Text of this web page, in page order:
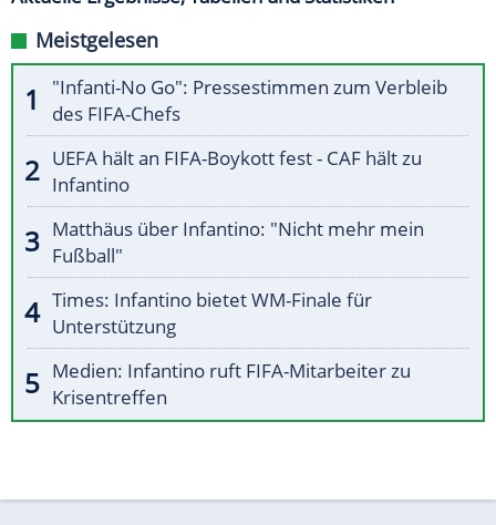
Meistgelesen
"Infanti-No Go": Pressestimmen zum Verbleib
des FIFA-Chefs
UEFA hält an FIFA-Boykott fest - CAF hält zu
Infantino
Matthäus über Infantino: "Nicht mehr mein
Fußball"
Times: Infantino bietet WM-Finale für
Unterstützung
Medien: Infantino ruft FIFA-Mitarbeiter zu
Krisentreffen